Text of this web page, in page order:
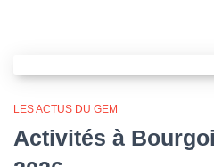
LES ACTUS DU GEM
Activités à